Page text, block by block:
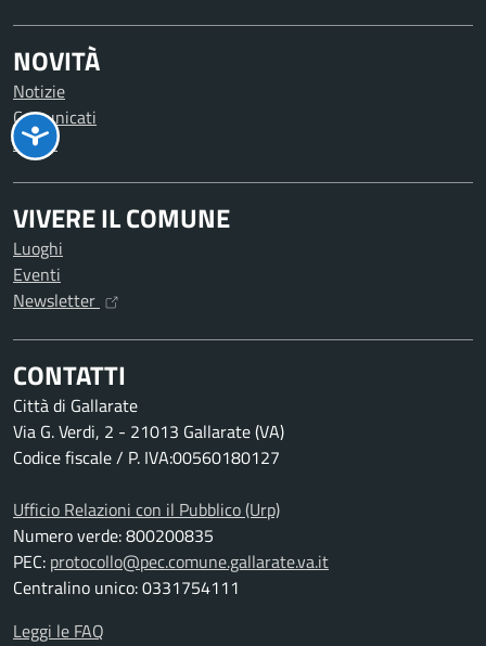
NOVITÀ
Notizie
Comunicati
Avvisi
VIVERE IL COMUNE
Luoghi
Eventi
Newsletter
CONTATTI
Città di Gallarate
Via G. Verdi, 2 - 21013 Gallarate (VA)
Codice fiscale / P. IVA:00560180127
Ufficio Relazioni con il Pubblico (Urp)
Numero verde: 800200835
PEC: protocollo@pec.comune.gallarate.va.it
Centralino unico: 0331754111
Leggi le FAQ